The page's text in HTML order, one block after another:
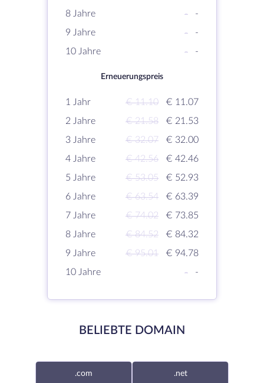
8 Jahre
-
-
9 Jahre
-
-
10 Jahre
- -
Erneuerungspreis
1 Jahr € 11.10
€ 11.07
2 Jahre
€ 21.58
€ 21.53
3 Jahre
€ 32.07
€ 32.00
4 Jahre
€ 42.56
€ 42.46
5 Jahre
€ 53.05
€ 52.93
6 Jahre
€ 63.54
€ 63.39
7 Jahre
€ 74.02
€ 73.85
8 Jahre
€ 84.52
€ 84.32
9 Jahre
€ 95.01
€ 94.78
10 Jahre
- -
BELIEBTE DOMAIN
.com .net